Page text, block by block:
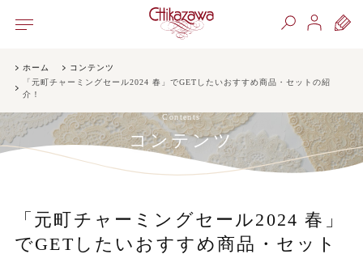
ホーム
コンテンツ
「元町チャーミングセール2024 春」でGETしたいおすすめ商品・セットの紹
介！
Contents
コンテンツ
「元町チャーミングセール2024 春」
でGETしたいおすすめ商品・セット